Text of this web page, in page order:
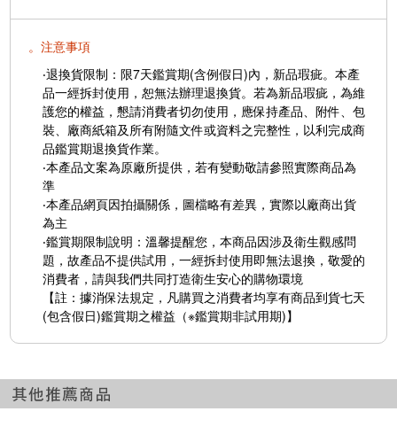
。注意事項
‧退換貨限制：限7天鑑賞期(含例假日)內，新品瑕疵。本產
品一經拆封使用，恕無法辦理退換貨。若為新品瑕疵，為維
護您的權益，懇請消費者切勿使用，應保持產品、附件、包
裝、廠商紙箱及所有附隨文件或資料之完整性，以利完成商
品鑑賞期退換貨作業。
‧本產品文案為原廠所提供，若有變動敬請參照實際商品為
準
‧本產品網頁因拍攝關係，圖檔略有差異，實際以廠商出貨
為主
‧鑑賞期限制說明：溫馨提醒您，本商品因涉及衛生觀感問
題，故產品不提供試用，一經拆封使用即無法退換，敬愛的
消費者，請與我們共同打造衛生安心的購物環境
【註：據消保法規定，凡購買之消費者均享有商品到貨七天
(包含假日)鑑賞期之權益（※鑑賞期非試用期)】